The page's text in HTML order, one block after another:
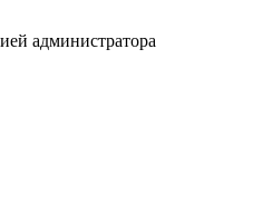
администратора